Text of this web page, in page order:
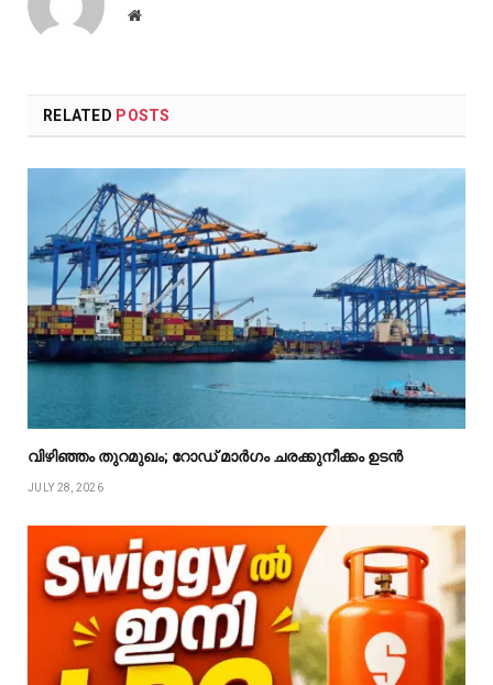
Website
RELATED POSTS
വിഴിഞ്ഞം തുറമുഖം; റോഡ് മാർഗം ചരക്കുനീക്കം ഉടൻ
JULY 28, 2026